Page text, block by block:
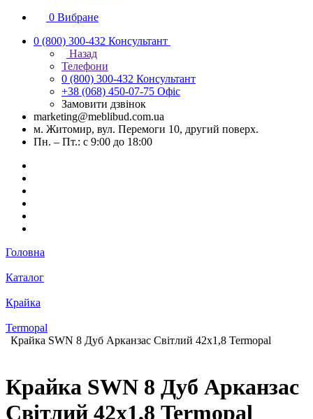
0 Вибране
0 (800) 300-432 Консультант
Назад
Телефони
0 (800) 300-432 Консультант
+38 (068) 450-07-75 Офіс
Замовити дзвінок
marketing@meblibud.com.ua
м. Житомир, вул. Перемоги 10, другий поверх.
Пн. – Пт.: с 9:00 до 18:00
Головна
Каталог
Крайка
Termopal
Крайка SWN 8 Дуб Арканзас Світлий 42х1,8 Termopal
Крайка SWN 8 Дуб Арканзас
Світлий 42х1,8 Termopal